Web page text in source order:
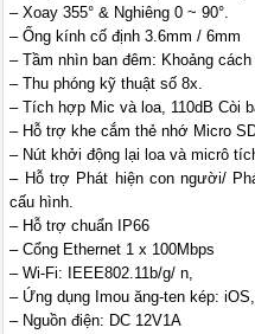
– Xoay 355° & Nghiêng 0 ~ 90°.
– Ống kính cố định 3.6mm / 6mm
– Tầm nhìn ban đêm: Khoảng cách
– Thu phóng kỹ thuật số 8x.
– Tích hợp Mic và loa, 110dB Còi
– Hỗ trợ khe cắm thẻ nhớ Micro
– Nút khởi động lại loa và micrô
– Hỗ trợ Phát hiện con người/
cấu hình.
– Hỗ trợ chuẩn IP66
– Cổng Ethernet 1 x 100Mbps
– Wi-Fi: IEEE802.11b/g/ n,
– Ứng dụng Imou ăng-ten kép:
– Nguồn điện: DC 12V1A